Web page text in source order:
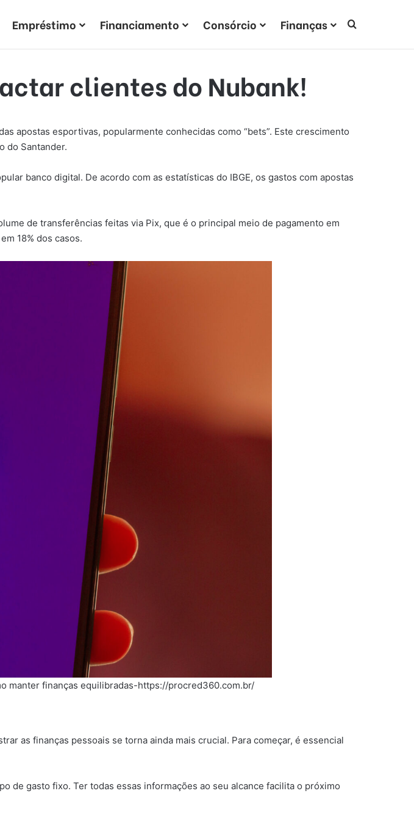
Empréstimo Financiamento Consórcio Finanças Procurar por
clientes do Nubank!
apostas esportivas, popularmente conhecidas como “bets”. Este crescimento
do Santander.
banco digital. De acordo com as estatísticas do IBGE, os gastos com apostas
de transferências feitas via Pix, que é o principal meio de pagamento em
em 18% dos casos.
manter finanças equilibradas-https://procred360.com.br/
as finanças pessoais se torna ainda mais crucial. Para começar, é essencial
de gasto fixo. Ter todas essas informações ao seu alcance facilita o próximo